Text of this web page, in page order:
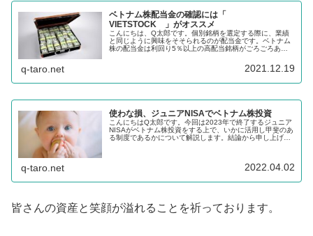
ベトナム株配当金の確認には「
VIETSTOCK 」がオススメ
こんにちは、Q太郎です。個別銘柄を選定する際に、業績
と同じように興味をそそられるのが配当金です。ベトナム
株の配当金は利回り5％以上の高配当銘柄がごろごろあり
q-taro.net 2021.12.19
使わな損、ジュニアNISAでベトナム株投資
こんにちはQ太郎です。今回は2023年で終了するジュニア
NISAがベトナム株投資をする上で、いかに活用し甲斐のあ
る制度であるかについて解説します。結論から申し上げま
q-taro.net 2022.04.02
皆さんの資産と笑顔が溢れることを祈っております。